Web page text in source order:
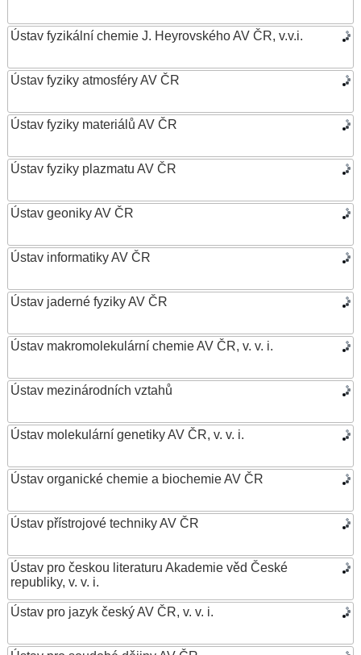
Ústav fyzikální chemie J. Heyrovského AV ČR, v.v.i.
Ústav fyziky atmosféry AV ČR
Ústav fyziky materiálů AV ČR
Ústav fyziky plazmatu AV ČR
Ústav geoniky AV ČR
Ústav informatiky AV ČR
Ústav jaderné fyziky AV ČR
Ústav makromolekulární chemie AV ČR, v. v. i.
Ústav mezinárodních vztahů
Ústav molekulární genetiky AV ČR, v. v. i.
Ústav organické chemie a biochemie AV ČR
Ústav přístrojové techniky AV ČR
Ústav pro českou literaturu Akademie věd České
republiky, v. v. i.
Ústav pro jazyk český AV ČR, v. v. i.